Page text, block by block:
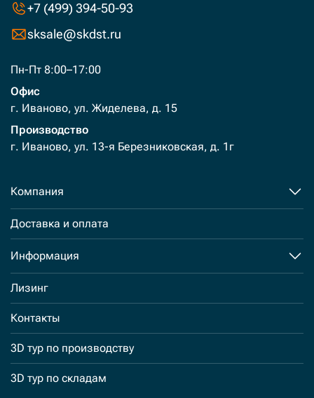
+7 (499) 394-50-93
sksale@skdst.ru
Пн-Пт 8:00–17:00
Офис
г. Иваново, ул. Жиделева, д. 15
Производство
г. Иваново, ул. 13-я Березниковская, д. 1г
Компания
Доставка и оплата
Информация
Лизинг
Контакты
3D тур по производству
3D тур по складам